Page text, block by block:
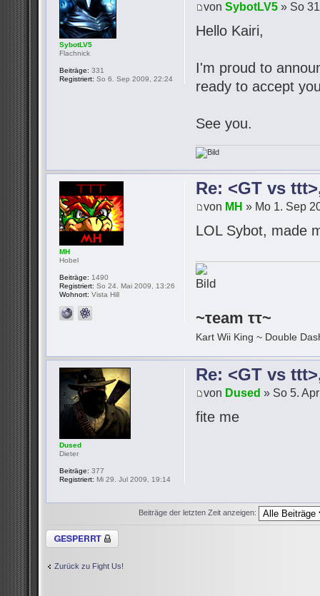
vonSybotLV5 » So
Hello Kairi,
I'm proud to
ready to accept
See you.
SybotLV5
Flachnick
Beiträge: 331
Registriert: So 6. Sep 2009, 22:24
Re: <GT vs
von MH » Mo 1. Sep
LOL Sybot, made
~τeam ττ~
Kart Wii King ~ Double
MH
Hobel
Beiträge: 1490
Registriert: So 24. Mai 2009, 13:26
Wohnort: Vista Hill
Re: <GT vs
von Dused » So 5.
fite me
Dused
Dieter
Beiträge: 377
Registriert: Mi 29. Jul 2009, 19:14
Beiträge der letzten Zeit anzeigen:
Thema gesperrt
Zurück zu Fight Us!